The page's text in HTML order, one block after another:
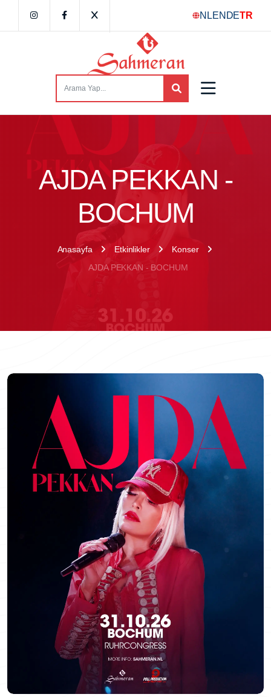
NLEN DETR
AJDA PEKKAN -
BOCHUM
Anasayfa Etkinlikler
Konser
AJDA PEKKAN - BOCHUM